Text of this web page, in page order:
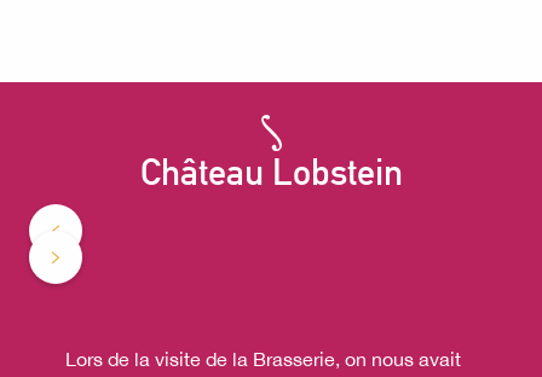
Château Lobstein
Lors de la visite de la Brasserie, on nous avait